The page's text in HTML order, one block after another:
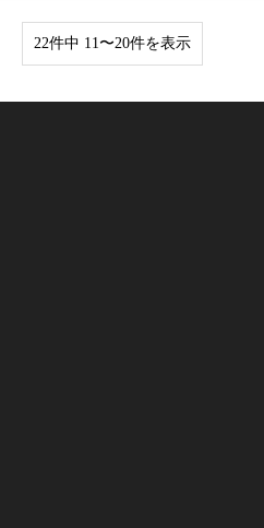
22件中 11〜20件を表示